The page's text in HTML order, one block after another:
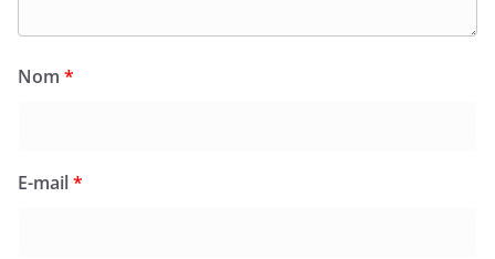
Nom *
E-mail*